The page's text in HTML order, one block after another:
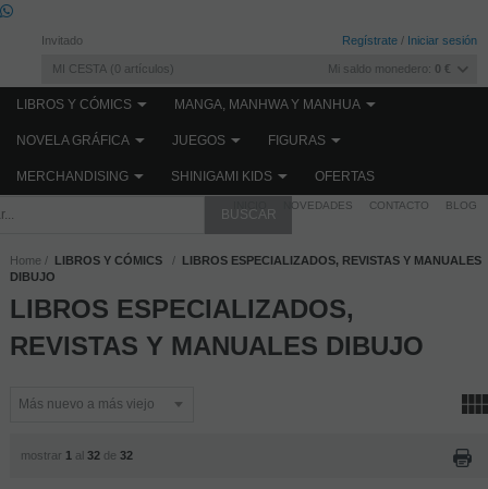
Invitado Regístrate / Iniciar sesión
MI CESTA 0 artículos Mi saldo monedero: 0 €
NOVEDADES CONTACTO BLOG
LIBROS Y CÓMICS MANGA, MANHWA Y MANHUA
NOVELA GRÁFICA JUEGOS FIGURAS
MERCHANDISING SHINIGAMI KIDS OFERTAS
Home LIBROS Y CÓMICS
LIBROS ESPECIALIZADOS, REVISTAS Y MANUALES
DIBUJO
LIBROS ESPECIALIZADOS,
REVISTAS Y MANUALES DIBUJO
mostrar 1 al 32de 32